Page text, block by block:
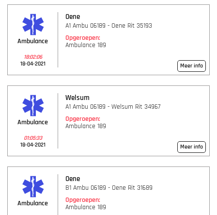
Ambulance
18:02:06
18-04-2021
Oene
A1 Ambu 06189 - Oene Rit 35193
Opgeroepen:
Ambulance 189
Meer info
Ambulance
01:05:33
18-04-2021
Welsum
A1 Ambu 06189 - Welsum Rit 34967
Opgeroepen:
Ambulance 189
Meer info
Ambulance
Oene
B1 Ambu 06189 - Oene Rit 31689
Opgeroepen:
Ambulance 189